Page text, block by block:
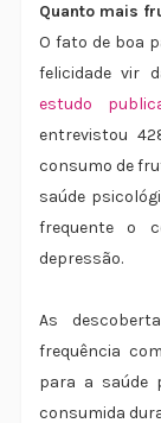
Quanto mais
O fato de boa
felicidade vir
estudo
entrevistou
consumo de
saúde
frequente o
depressão.
As
frequência
para a saúde
consumida